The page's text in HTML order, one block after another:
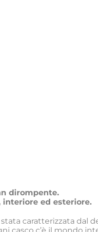
dirompente.
ed esteriore.
stata caratterizzata dal